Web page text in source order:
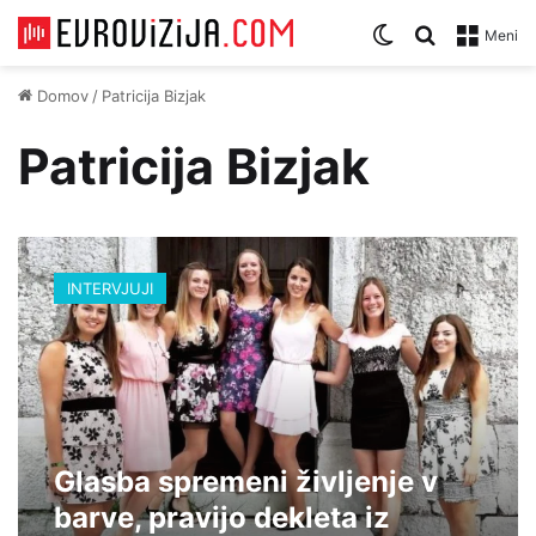
Meni
Iskanje za
Zamenjaj temo
Domov / Patricija Bizjak
Patricija Bizjak
G
l
a
s
b
a
s
p
r
e
e
INTERVJUJI
Glasba spremeni življenje v
barve, pravijo dekleta iz